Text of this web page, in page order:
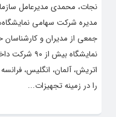
نجات، محمدی مدیرعامل
مدیره شرکت سهامی
جمعی از مدیران و کارشناسان
نمایشگاه
اتریش، آلمان، انگلیس،
را در زمینه تجهیزات...